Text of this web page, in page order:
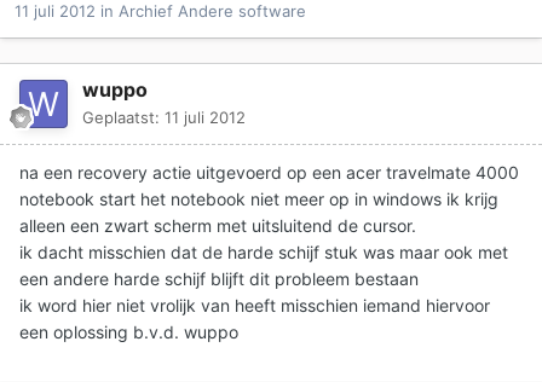
11 juli 2012 in Archief Andere software
wuppo
Geplaatst: 11 juli 2012
na een recovery actie uitgevoerd op een acer travelmate 4000
notebook start het notebook niet meer op in windows ik krijg
alleen een zwart scherm met uitsluitend de cursor.
ik dacht misschien dat de harde schijf stuk was maar ook met
een andere harde schijf blijft dit probleem bestaan
ik word hier niet vrolijk van heeft misschien iemand hiervoor
een oplossing b.v.d. wuppo